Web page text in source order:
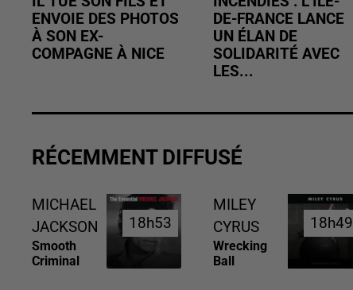
ENVOIE DES PHOTOS
À SON EX-
COMPAGNE À NICE
DE-FRANCE LANCE
UN ÉLAN DE
SOLIDARITÉ AVEC
LES...
RÉCEMMENT DIFFUSÉ
MICHAEL
JACKSON
Smooth
Criminal
18h53
18h53
MILEY
CYRUS
Wrecking
Ball
18h49
18h49